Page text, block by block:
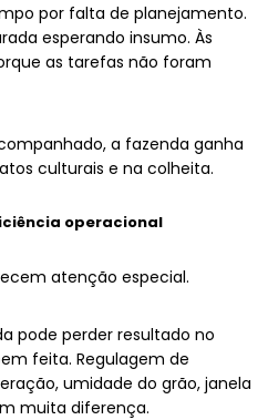
por falta de planejamento.
esperando insumo. Às
as tarefas não foram
a fazenda ganha
culturais e na colheita.
operacional
atenção especial.
pode perder resultado no
feita. Regulagem de
umidade do grão, janela
muita diferença.